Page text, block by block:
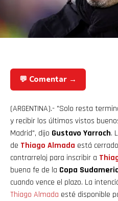
💬 Comentar →
(ARGENTINA).- "Solo resta
y recibir los últimos vistos
Madrid", dijo Gustavo Yarroch.
de Thiago Almada está
contrarreloj para inscribir a
buena fe de la Copa
cuando vence el plazo. La
Thiago Almada esté disponible